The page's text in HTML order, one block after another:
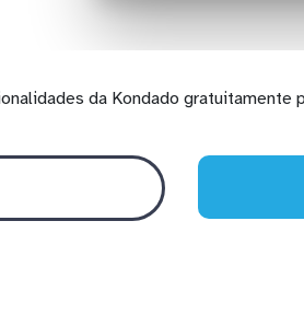
da Kondado gratuitamente